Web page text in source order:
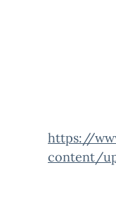
https://
content/